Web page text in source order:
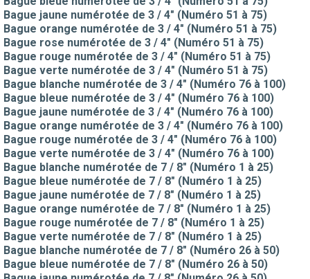
Bague jaune numérotée de 3 / 4" (Numéro 51 à 75)
Bague orange numérotée de 3 / 4" (Numéro 51 à 75)
Bague rose numérotée de 3 / 4" (Numéro 51 à 75)
Bague rouge numérotée de 3 / 4" (Numéro 51 à 75)
Bague verte numérotée de 3 / 4" (Numéro 51 à 75)
Bague blanche numérotée de 3 / 4" (Numéro 76 à 100)
Bague bleue numérotée de 3 / 4" (Numéro 76 à 100)
Bague jaune numérotée de 3 / 4" (Numéro 76 à 100)
Bague orange numérotée de 3 / 4" (Numéro 76 à 100)
Bague rouge numérotée de 3 / 4" (Numéro 76 à 100)
Bague verte numérotée de 3 / 4" (Numéro 76 à 100)
Bague blanche numérotée de 7 / 8" (Numéro 1 à 25)
Bague bleue numérotée de 7 / 8" (Numéro 1 à 25)
Bague jaune numérotée de 7 / 8" (Numéro 1 à 25)
Bague orange numérotée de 7 / 8" (Numéro 1 à 25)
Bague rouge numérotée de 7 / 8" (Numéro 1 à 25)
Bague verte numérotée de 7 / 8" (Numéro 1 à 25)
Bague blanche numérotée de 7 / 8" (Numéro 26 à 50)
Bague bleue numérotée de 7 / 8" (Numéro 26 à 50)